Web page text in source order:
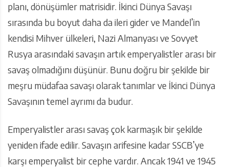
planı, dönüşümler matrisidir. İkinci Dünya Savaşı
sırasında bu boyut daha da ileri gider ve Mandel’in
kendisi Mihver ülkeleri, Nazi Almanyası ve Sovyet
Rusya arasındaki savaşın artık emperyalistler arası bir
savaş olmadığını düşünür. Bunu doğru bir şekilde bir
meşru müdafaa savaşı olarak tanımlar ve İkinci Dünya
Savaşının temel ayrımı da budur.
Emperyalistler arası savaş çok karmaşık bir şekilde
yeniden ifade edilir. Savaşın arifesine kadar SSCB’ye
karşı emperyalist bir cephe vardır. Ancak 1941 ve 1945